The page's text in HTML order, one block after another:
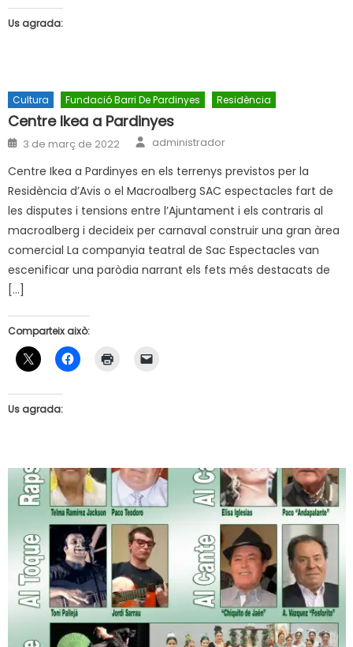
Us agrada:
Cultura Fundació Barri De Pardinyes Residència
Centre Ikea a Pardinyes
Posted
on
3 de març de 2022 Author
administrador
Centre Ikea a Pardinyes en els terrenys previstos per la
Residència d’Avis o el Macroalberg SAC espectacles fart de
les disputes i tensions entre l’Ajuntament i els contraris al
macroalberg i decideix per carnaval construir una gran àrea
comercial La companyia teatral de Sac Espectacles van
escenificar una paròdia narrant els fets més destacats de
[…]
Comparteix això:
Us agrada: